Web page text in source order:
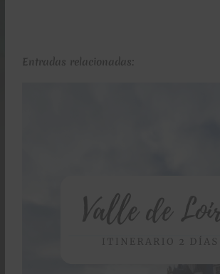
Entradas relacionadas: